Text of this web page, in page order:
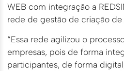
WEB com integração a
rede de gestão de criação de
“Essa rede agilizou o
empresas, pois de forma
participantes, de forma